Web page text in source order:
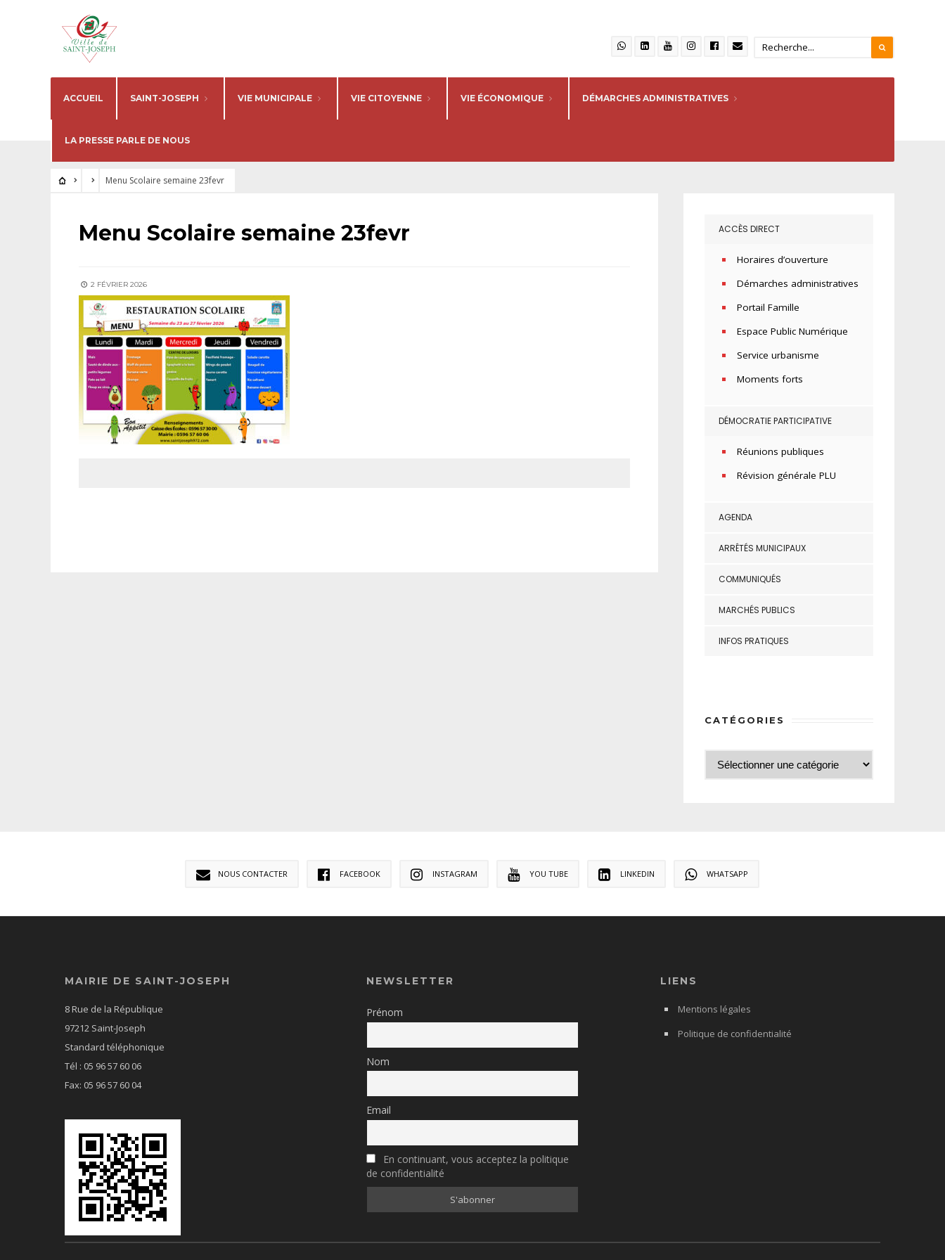
ACCUEIL SAINT-JOSEPH VIE MUNICIPALE VIE CITOYENNE VIE ÉCONOMIQUE DÉMARCHES ADMINISTRATIVES
LA PRESSE PARLE DE NOUS
Menu Scolaire semaine 23fevr
Menu Scolaire semaine 23fevr
2 FÉVRIER 2026
ACCÈS DIRECT
Horaires d’ouverture
Démarches administratives
Portail Famille
Espace Public Numérique
Service urbanisme
Moments forts
DÉMOCRATIE PARTICIPATIVE
Réunions publiques
Révision générale PLU
AGENDA
ARRÊTÉS MUNICIPAUX
COMMUNIQUÉS
MARCHÉS PUBLICS
INFOS PRATIQUES
CATÉGORIES
NOUS CONTACTER FACEBOOK INSTAGRAM YOU TUBE LINKEDIN WHATSAPP
MAIRIE DE SAINT-JOSEPH
8 Rue de la République
97212 Saint-Joseph
Standard téléphonique
Tél : 05 96 57 60 06
Fax: 05 96 57 60 04
NEWSLETTER
Prénom
Nom
Email
En continuant, vous acceptez la politique
de confidentialité
LIENS
Mentions légales
Politique de confidentialité